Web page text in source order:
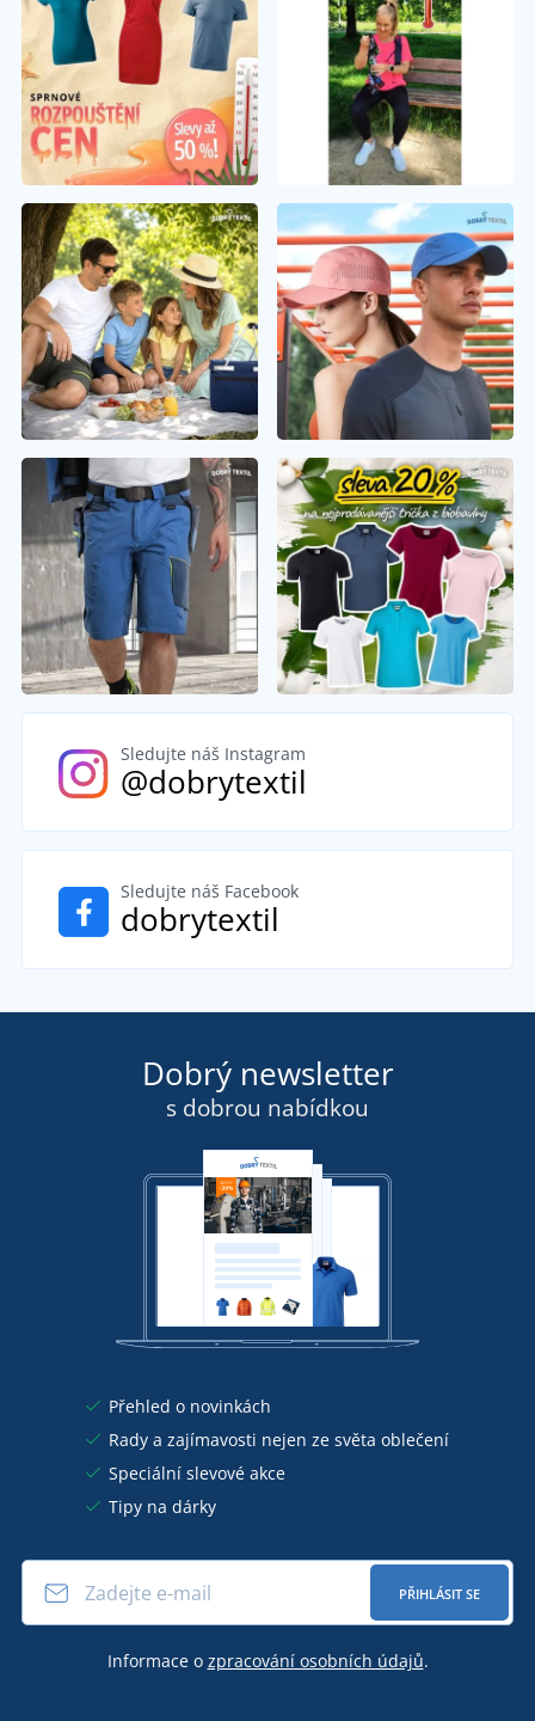
Sledujte náš Instagram
@dobrytextil
Sledujte náš Facebook
dobrytextil
Dobrý newsletter
s dobrou nabídkou
Přehled o novinkách
Rady a zajímavosti nejen ze světa oblečení
Speciální slevové akce
Tipy na dárky
PŘIHLÁSIT SE
Informace o zpracování osobních údajů.